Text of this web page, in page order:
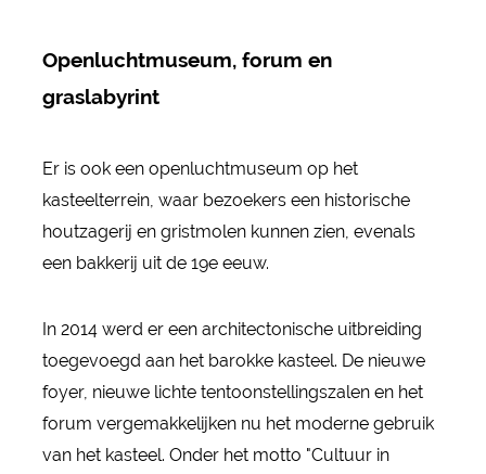
Openluchtmuseum, forum en
graslabyrint
Er is ook een openluchtmuseum op het
kasteelterrein, waar bezoekers een historische
houtzagerij en gristmolen kunnen zien, evenals
een bakkerij uit de 19e eeuw.
In 2014 werd er een architectonische uitbreiding
toegevoegd aan het barokke kasteel. De nieuwe
foyer, nieuwe lichte tentoonstellingszalen en het
forum vergemakkelijken nu het moderne gebruik
van het kasteel. Onder het motto "Cultuur in